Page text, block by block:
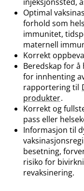
Optimal
forhold som
immunitet,
maternell
Korrekt
Beredskap for
for innhenting
rapportering til
produkter.
Korrekt og
pass eller
Informasjon til
besetning,
risiko for
revaksinering.